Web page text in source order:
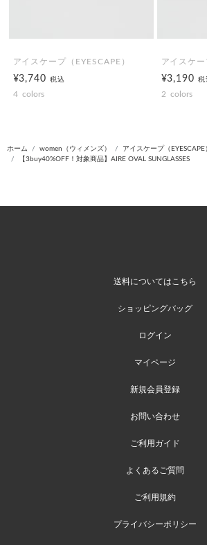
アイスケープ（EYESCAPE）
¥3,740税込
4 colors
アイスケー
¥3,190税
2 colors
ホーム women（ウィメンズ） アイスケープ（EYESCAPE
【3buy40%OFF！対象商品】AIRE OVAL SUNGLASSES
送料についてはこちら
ショッピングバッグ
ログイン
マイページ
新規会員登録
お問い合わせ
ご利用ガイド
よくあるご質問
ご利用規約
プライバシーポリシー